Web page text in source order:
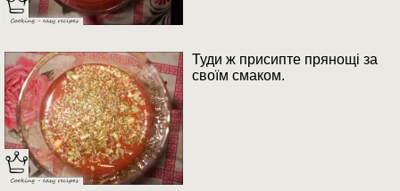
Туди ж присипте прянощі за
своїм смаком.